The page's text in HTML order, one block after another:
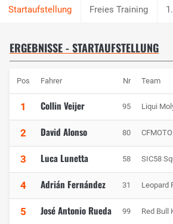
Freies Training
ERGEBNISSE - STARTAUFSTELLUNG
Pos Fahrer Nr Team
1 Collin Veijer 95 Liqui
2 David Alonso 80
3 Luca Lunetta 58 SIC58
4 Adrián Fernández 31 Leopard
5 José Antonio Rueda 99 Red Bull